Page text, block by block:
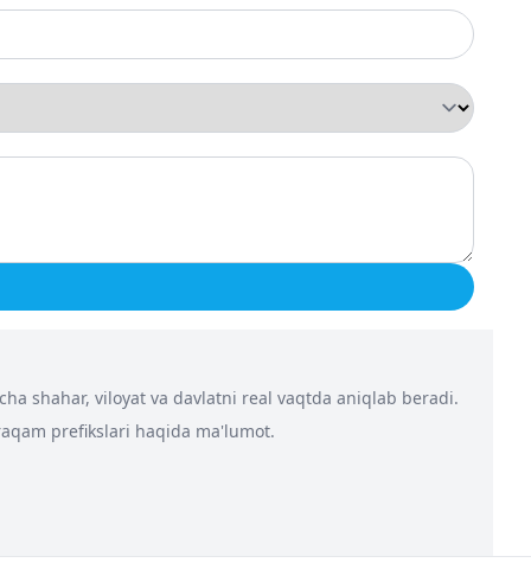
shahar, viloyat va davlatni real vaqtda aniqlab beradi.
prefikslari haqida ma'lumot.